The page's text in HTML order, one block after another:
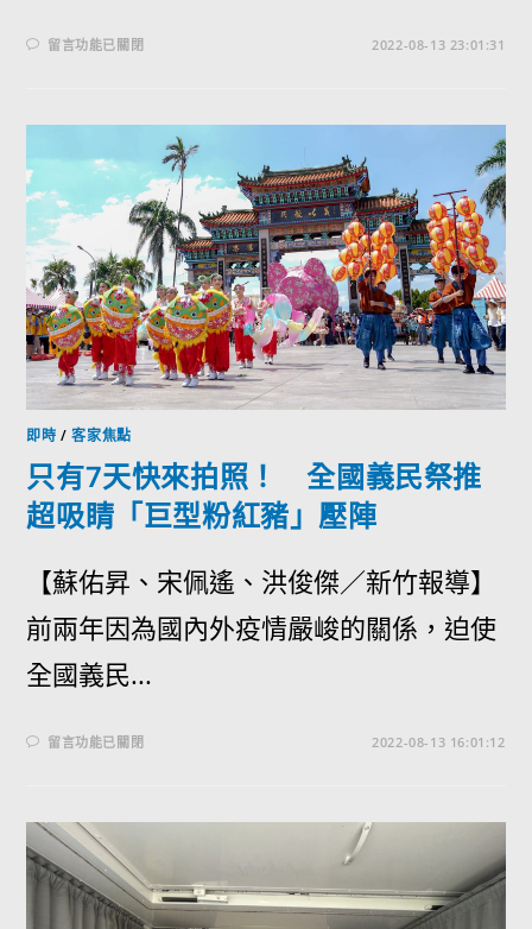
留言功能已關閉 2022-08-13 23:01:31
即時 /客家焦點
只有7天快來拍照！ 全國義民祭推
超吸睛「巨型粉紅豬」壓陣
【蘇佑昇、宋佩遙、洪俊傑／新竹報導】
前兩年因為國內外疫情嚴峻的關係，迫使
全國義民...
留言功能已關閉 2022-08-13 16:01:12